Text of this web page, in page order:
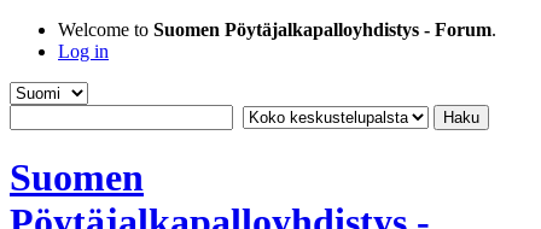
Welcome to Suomen Pöytäjalkapalloyhdistys - Forum.
Log in
Suomen